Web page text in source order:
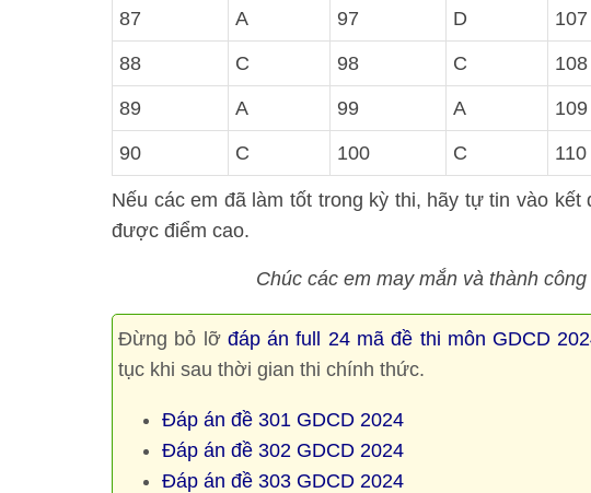
87 A 97 D 107
88 C 98 C 108
89 A 99 A 109
90 C 100 C 110
Nếu các em đã làm tốt trong kỳ thi, hãy tự tin vào
được điểm cao.
Chúc các em may mắn và thành
Đừng bỏ lỡ đáp án full 24 mã đề thi môn GDCD
tục khi sau thời gian thi chính thức.
Đáp án đề 301 GDCD 2024
Đáp án đề 302 GDCD 2024
Đáp án đề 303 GDCD 2024